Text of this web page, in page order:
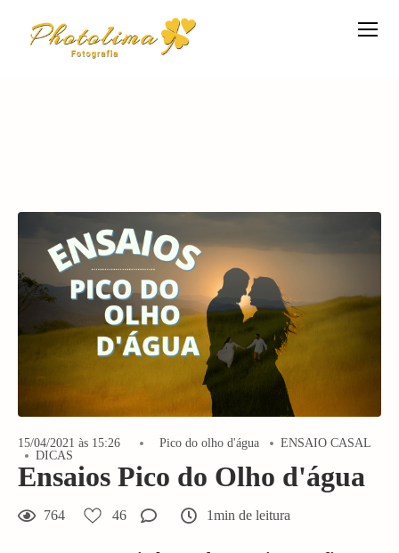
15/04/2021 às 15:26 Pico do olho d'água
ENSAIO CASAL
DICAS
Ensaios Pico do Olho d'água
764 46 1min de leitura